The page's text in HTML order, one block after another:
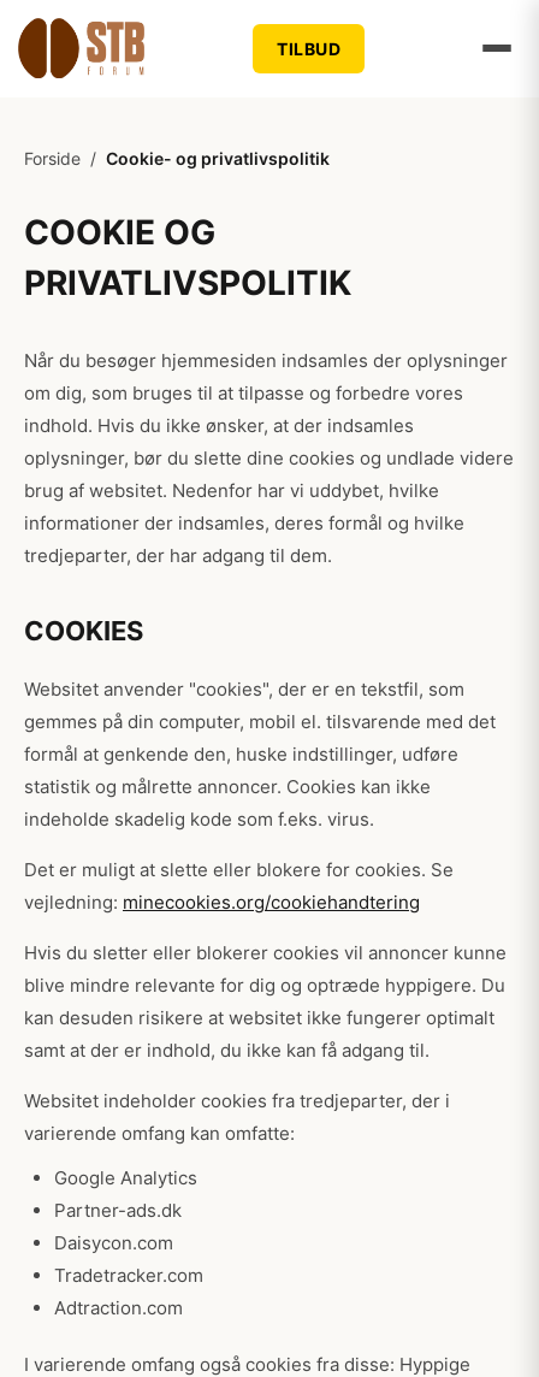
TILBUD
Forside / Cookie- og privatlivspolitik
COOKIE OG
PRIVATLIVSPOLITIK
Når du besøger hjemmesiden indsamles der oplysninger
om dig, som bruges til at tilpasse og forbedre vores
indhold. Hvis du ikke ønsker, at der indsamles
oplysninger, bør du slette dine cookies og undlade videre
brug af websitet. Nedenfor har vi uddybet, hvilke
informationer der indsamles, deres formål og hvilke
tredjeparter, der har adgang til dem.
COOKIES
Websitet anvender "cookies", der er en tekstfil, som
gemmes på din computer, mobil el. tilsvarende med det
formål at genkende den, huske indstillinger, udføre
statistik og målrette annoncer. Cookies kan ikke
indeholde skadelig kode som f.eks. virus.
Det er muligt at slette eller blokere for cookies. Se
vejledning: minecookies.org/cookiehandtering
Hvis du sletter eller blokerer cookies vil annoncer kunne
blive mindre relevante for dig og optræde hyppigere. Du
kan desuden risikere at websitet ikke fungerer optimalt
samt at der er indhold, du ikke kan få adgang til.
Websitet indeholder cookies fra tredjeparter, der i
varierende omfang kan omfatte:
Google Analytics
Partner-ads.dk
Daisycon.com
Tradetracker.com
Adtraction.com
I varierende omfang også cookies fra disse: Hyppige